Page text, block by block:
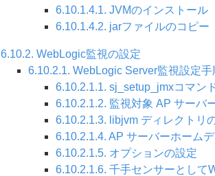
6.10.1.4.1. JVMのインストール
6.10.1.4.2. jarファイルのコピー
6.10.2. WebLogic監視の設定
6.10.2.1. WebLogic Server監視設定手
6.10.2.1.1. sj_setup_jmxコマン
6.10.2.1.2. 監視対象 AP サーバ
6.10.2.1.3. libjvm ディレクトリ
6.10.2.1.4. AP サーバーホーム
6.10.2.1.5. オプションの設定
6.10.2.1.6. 千手センサーとして